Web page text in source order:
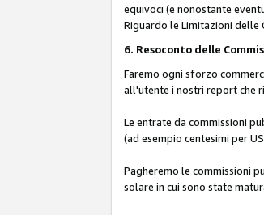
equivoci (e nonostante
Riguardo le Limitazioni delle
6. Resoconto delle
Faremo ogni sforzo
all'utente i nostri report che
Le entrate da commissioni
(ad esempio centesimi per
Pagheremo le commissioni
solare in cui sono state